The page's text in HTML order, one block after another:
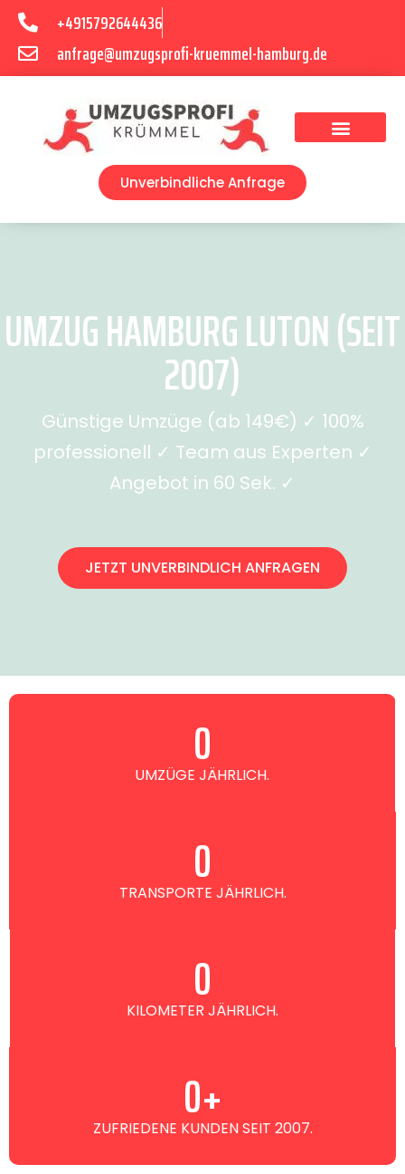
+4915792644436
anfrage@umzugsprofi-kruemmel-hamburg.de
Unverbindliche Anfrage
UMZUG HAMBURG LUTON (SEIT
2007)
Günstige Umzüge (ab 149€) ✓ 100%
professionell ✓ Team aus Experten ✓
Angebot in 60 Sek. ✓
JETZT UNVERBINDLICH ANFRAGEN
UMZÜGE JÄHRLICH.
0
TRANSPORTE JÄHRLICH.
0
KILOMETER JÄHRLICH.
0
ZUFRIEDENE KUNDEN SEIT 2007.
0+